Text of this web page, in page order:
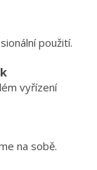
použití.
vyřízení
na sobě.